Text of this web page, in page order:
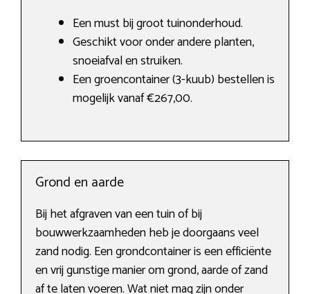
Een must bij groot tuinonderhoud.
Geschikt voor onder andere planten,
snoeiafval en struiken.
Een groencontainer (3-kuub) bestellen is
mogelijk vanaf €267,00.
Grond en aarde
Bij het afgraven van een tuin of bij
bouwwerkzaamheden heb je doorgaans veel
zand nodig. Een grondcontainer is een efficiënte
en vrij gunstige manier om grond, aarde of zand
af te laten voeren. Wat niet mag zijn onder